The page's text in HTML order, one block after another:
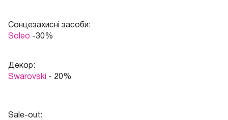
Сонцезахисні засоби:
Soleo -30%
Декор:
Swarovski - 20%
Sale-out: